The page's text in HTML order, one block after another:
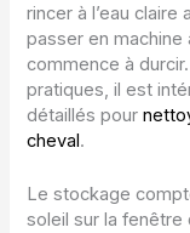
rincer à l’eau
passer en
commence à
pratiques, il est
détaillés pour
cheval.
Le stockage
soleil sur la